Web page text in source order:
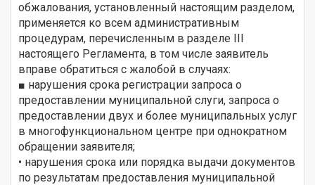
обжалования, установленный настоящим разделом,
применяется ко всем административным
процедурам, перечисленным в разделе III
настоящего Регламента, в том числе заявитель
вправе обратиться с жалобой в случаях:
■ нарушения срока регистрации запроса о
предоставлении муниципальной слуги, запроса о
предоставлении двух и более муниципальных услуг
в многофункциональном центре при однократном
обращении заявителя;
• нарушения срока или порядка выдачи документов
по результатам предоставления муниципальной